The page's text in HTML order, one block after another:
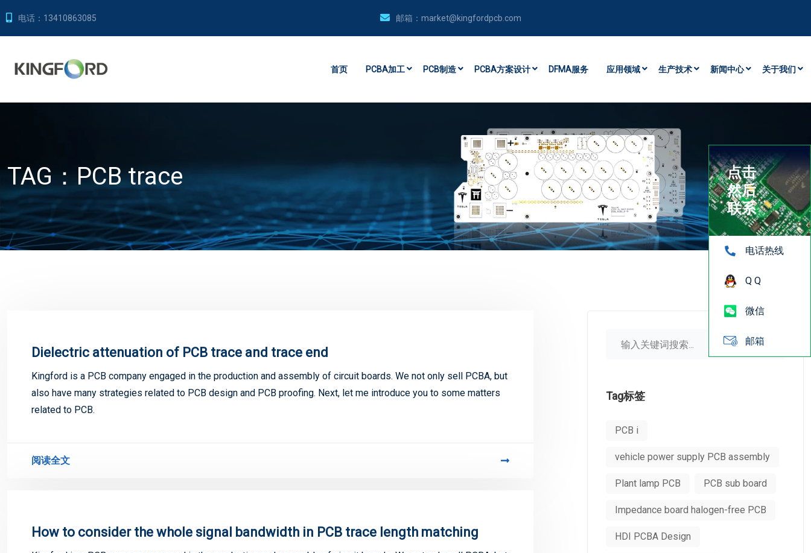
电话： 13410863085 邮箱： market@kingfordpcb.com
首页 PCBA加工 PCB制造 PCBA方案设计 DFMA服务 应用领域 生产技术 新闻中心 关于我们
TAG：PCB trace
Dielectric attenuation of PCB trace and trace end
Kingford is a PCB company engaged in the production and assembly of circuit boards. We not only sell PCBA, but
also have many strategies related to PCB design and PCB proofing. Next, let me introduce you to some matters
related to PCB.
阅读全文
How to consider the whole signal bandwidth in PCB trace length matching
Tag标签
PCB i
vehicle power supply PCB assembly
Plant lamp PCB PCB sub board
Impedance board halogen-free PCB
HDI PCBA Design
点击
然后
联系
电话热线
Q Q
微信
邮箱